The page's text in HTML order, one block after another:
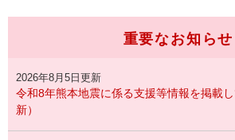
重要なお知らせ
2026年8月5日更新
令和8年熊本地震に係る支援等情報を掲載
新）